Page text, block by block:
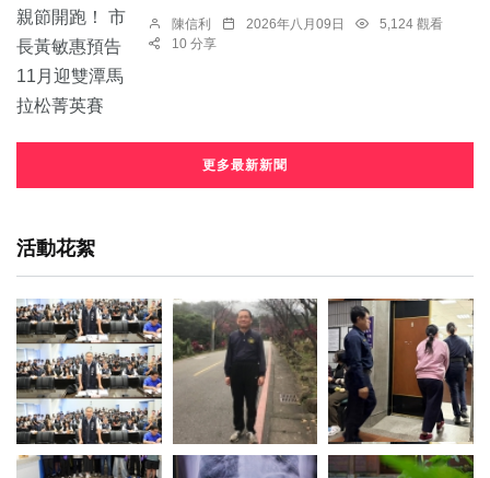
陳信利 2026年八月09日
5,124 觀看
10 分享
更多最新新聞
活動花絮